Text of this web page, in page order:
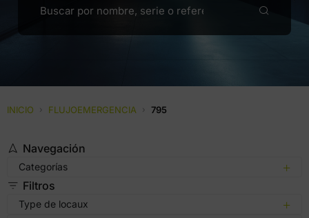
INICIO › FLUJOEMERGENCIA › 795
Navegación
Categorías
Filtros
Type de locaux